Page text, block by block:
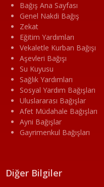
Bağış Ana Sayfası
Genel Nakdi Bağış
Zekat
Eğitim Yardımları
Vekaletle Kurban Bağışı
Aşevleri Bağışı
Su Kuyusu
Sağlık Yardımları
Sosyal Yardım Bağışları
Uluslararası Bağışlar
Afet Müdahale Bağışları
Ayni Bağışlar
Gayrimenkul Bağışları
Diğer Bilgiler